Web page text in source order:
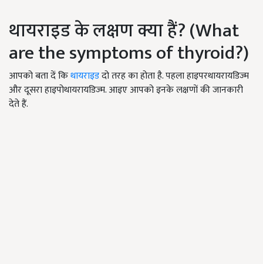
थायराइड के लक्षण क्या हैं? (What
are the symptoms of thyroid?)
आपको बता दें किथायराइडदो तरह का होता है. पहला हाइपरथायरायडिज्म
और दूसरा हाइपोथायरायडिज्म. आइए आपको इनके लक्षणों की जानकारी
देते हैं.